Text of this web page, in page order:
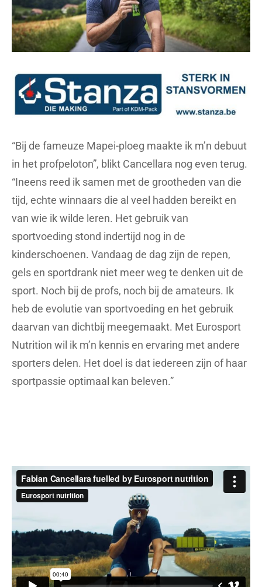
“Bij de fameuze Mapei-ploeg maakte ik m’n debuut
in het profpeloton”, blikt Cancellara nog even terug.
“Ineens reed ik samen met de grootheden van die
tijd, echte winnaars die al veel hadden bereikt en
van wie ik wilde leren. Het gebruik van
sportvoeding stond indertijd nog in de
kinderschoenen. Vandaag de dag zijn de repen,
gels en sportdrank niet meer weg te denken uit de
sport. Noch bij de profs, noch bij de amateurs. Ik
heb de evolutie van sportvoeding en het gebruik
daarvan van dichtbij meegemaakt. Met Eurosport
Nutrition wil ik m’n kennis en ervaring met andere
sporters delen. Het doel is dat iedereen zijn of haar
sportpassie optimaal kan beleven.”